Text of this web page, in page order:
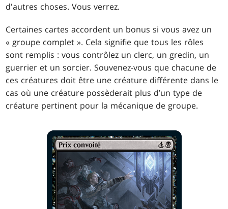
d'autres choses. Vous verrez.
Certaines cartes accordent un bonus si vous avez un
« groupe complet ». Cela signifie que tous les rôles
sont remplis : vous contrôlez un clerc, un gredin, un
guerrier et un sorcier. Souvenez-vous que chacune de
ces créatures doit être une créature différente dans le
cas où une créature possèderait plus d’un type de
créature pertinent pour la mécanique de groupe.